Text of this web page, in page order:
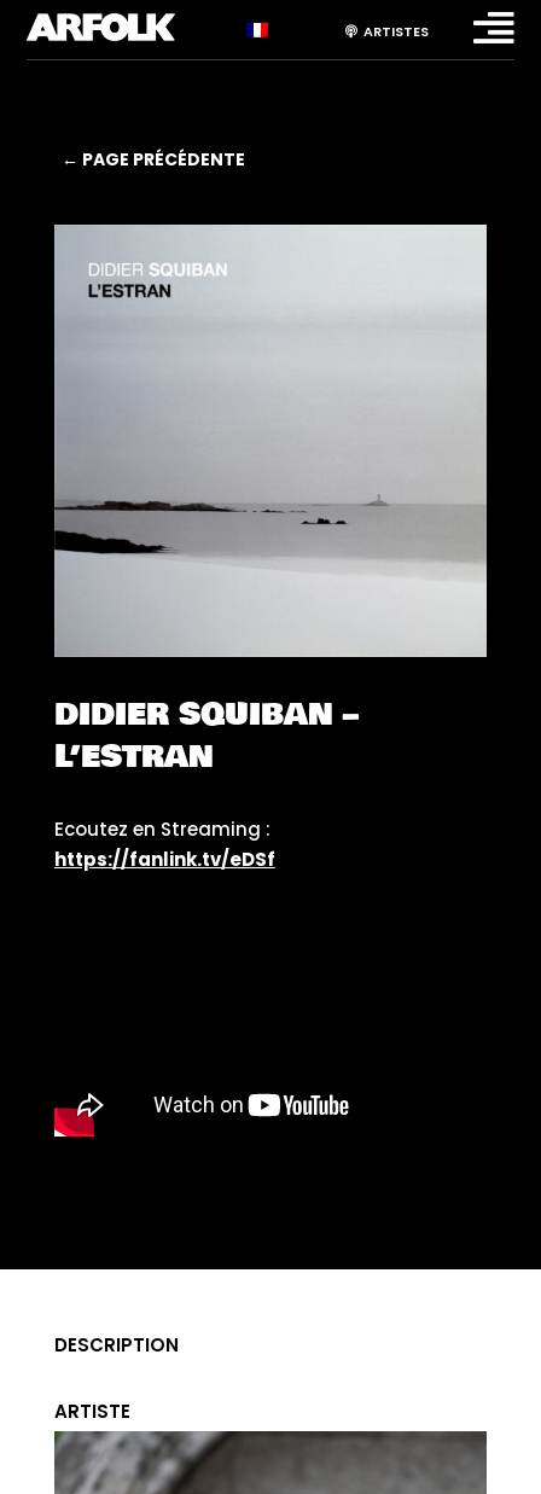
ARTISTES 
← PAGE PRÉCÉDENTE
DIDIER SQUIBAN –
L’ESTRAN
Ecoutez en Streaming :
https://fanlink.tv/eDSf
DESCRIPTION
ARTISTE